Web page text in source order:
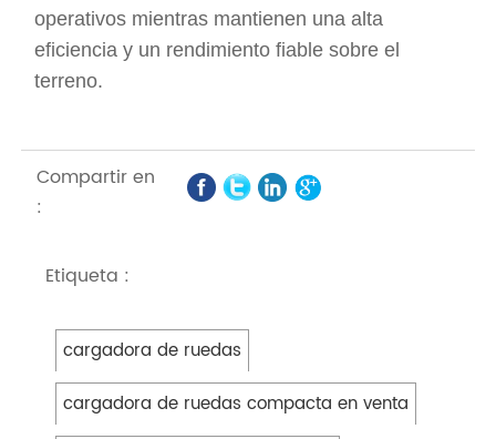
operativos mientras mantienen una alta
eficiencia y un rendimiento fiable sobre el
terreno.
Compartir en
:
Etiqueta :
cargadora de ruedas
cargadora de ruedas compacta en venta